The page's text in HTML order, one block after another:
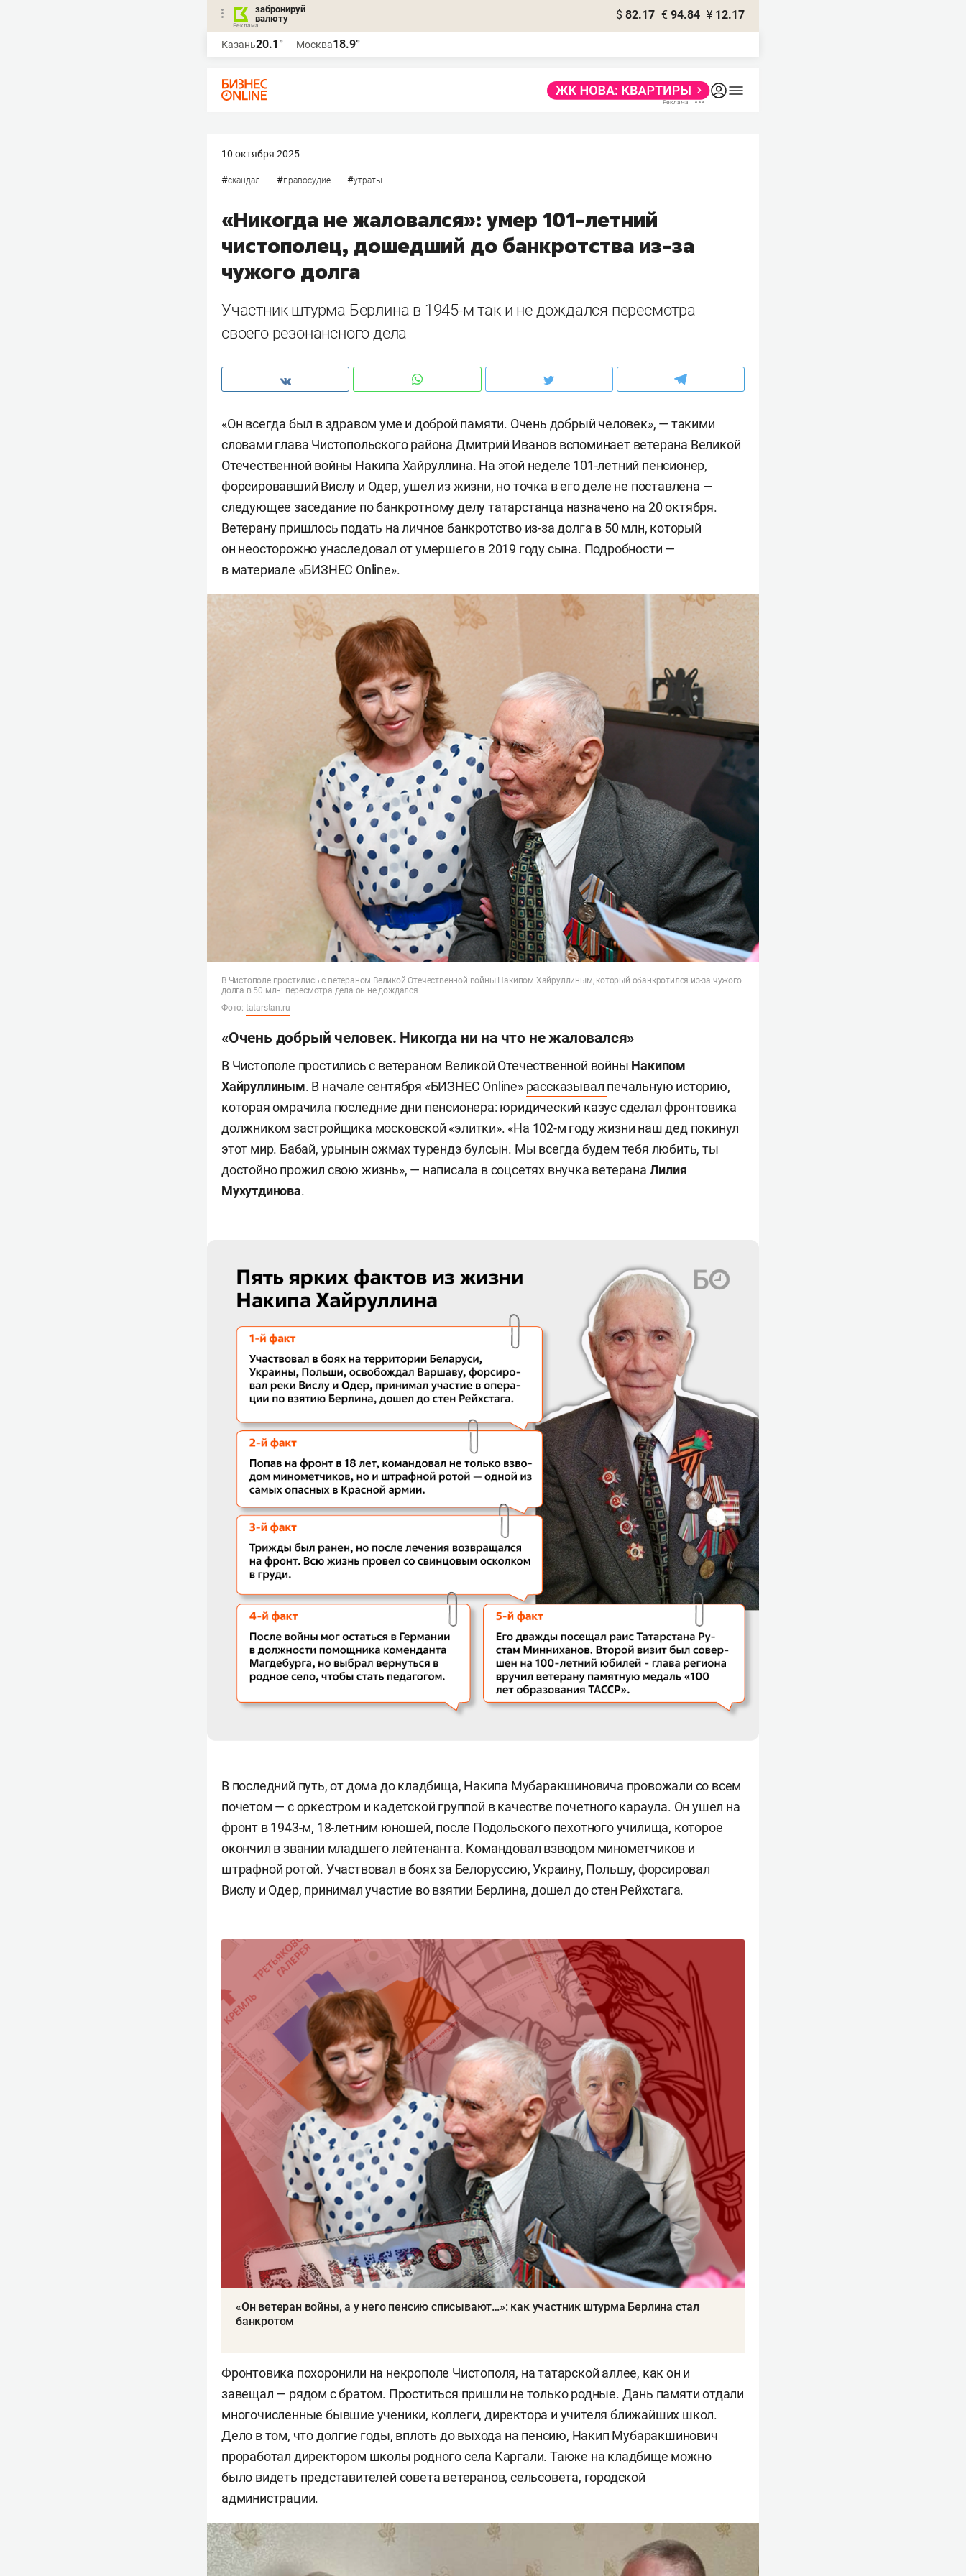
забронируй
валюту
$ 82.17 € 94.84 ¥ 12.17
Казань20.1° Москва18.9°
10 октября 2025
#скандал #правосудие #утраты
«Никогда не жаловался»: умер 101-летний
чистополец, дошедший до банкротства из-за
чужого долга
Участник штурма Берлина в 1945-м так и не дождался пересмотра
своего резонансного дела
«Он всегда был в здравом уме и доброй памяти. Очень добрый человек», — такими
словами глава Чистопольского района Дмитрий Иванов вспоминает ветерана Великой
Отечественной войны Накипа Хайруллина. На этой неделе 101-летний пенсионер,
форсировавший Вислу и Одер, ушел из жизни, но точка в его деле не поставлена —
следующее заседание по банкротному делу татарстанца назначено на 20 октября.
Ветерану пришлось подать на личное банкротство из-за долга в 50 млн, который
он неосторожно унаследовал от умершего в 2019 году сына. Подробности —
в материале «БИЗНЕС Online».
В Чистополе простились с ветераном Великой Отечественной войны Накипом Хайруллиным, который обанкротился из-за чужого
долга в 50 млн: пересмотра дела он не дождался
Фото: tatarstan.ru
«Очень добрый человек. Никогда ни на что не жаловался»
В Чистополе простились с ветераном Великой Отечественной войны Накипом
Хайруллиным. В начале сентября «БИЗНЕС Online» рассказывал печальную историю,
которая омрачила последние дни пенсионера: юридический казус сделал фронтовика
должником застройщика московской «элитки». «На 102-м году жизни наш дед покинул
этот мир. Бабай, урынын ожмах турендэ булсын. Мы всегда будем тебя любить, ты
достойно прожил свою жизнь», — написала в соцсетях внучка ветерана Лилия
Мухутдинова.
В последний путь, от дома до кладбища, Накипа Мубаракшиновича провожали со всем
почетом — с оркестром и кадетской группой в качестве почетного караула. Он ушел на
фронт в 1943-м, 18-летним юношей, после Подольского пехотного училища, которое
окончил в звании младшего лейтенанта. Командовал взводом минометчиков и
штрафной ротой. Участвовал в боях за Белоруссию, Украину, Польшу, форсировал
Вислу и Одер, принимал участие во взятии Берлина, дошел до стен Рейхстага.
«Он ветеран войны, а у него пенсию списывают…»: как участник штурма Берлина стал
банкротом
Фронтовика похоронили на некрополе Чистополя, на татарской аллее, как он и
завещал — рядом с братом. Проститься пришли не только родные. Дань памяти отдали
многочисленные бывшие ученики, коллеги, директора и учителя ближайших школ.
Дело в том, что долгие годы, вплоть до выхода на пенсию, Накип Мубаракшинович
проработал директором школы родного села Каргали. Также на кладбище можно
было видеть представителей совета ветеранов, сельсовета, городской
администрации.